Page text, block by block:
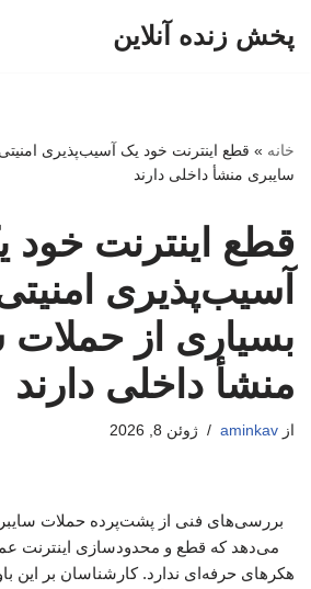
پخش زنده آنلاین
خانه » قطع اینترنت خود یک آسیب‌پذیری
سایبری منشأ داخلی دارند
قطع اینترنت خود
آسیب‌پذیری
بسیاری از حملات
منشأ داخلی دارند
از aminkav ژوئن 8, 2026
بررسی‌های فنی از پشت‌پرده حملات
می‌دهد که قطع و محدودسازی اینترنت
هکرهای حرفه‌ای ندارد. کارشناسان بر این